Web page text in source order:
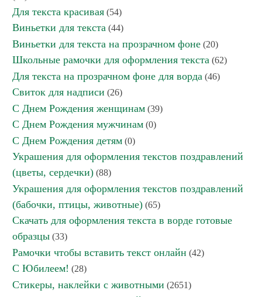
Для текста красивая (54)
Виньетки для текста (44)
Виньетки для текста на прозрачном фоне (20)
Школьные рамочки для оформления текста (62)
Для текста на прозрачном фоне для ворда (46)
Свиток для надписи (26)
С Днем Рождения женщинам (39)
С Днем Рождения мужчинам (0)
С Днем Рождения детям (0)
Украшения для оформления текстов поздравлений
(цветы, сердечки) (88)
Украшения для оформления текстов поздравлений
(бабочки, птицы, животные) (65)
Скачать для оформления текста в ворде готовые
образцы (33)
Рамочки чтобы вставить текст онлайн (42)
С Юбилеем! (28)
Стикеры, наклейки с животными (2651)